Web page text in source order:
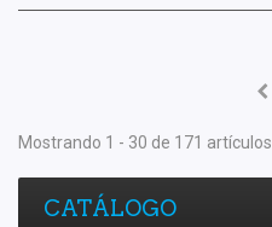
Mostrando 1 - 30 de 171 artículos
CATÁLOGO